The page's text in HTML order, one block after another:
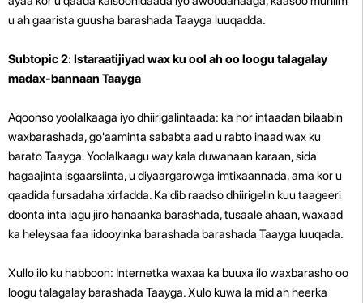
u ah gaarista guusha barashada Taayga luuqadda.
Subtopic 2: Istaraatijiyad wax ku ool ah oo loogu talagalay
madax-bannaan Taayga
Aqoonso yoolalkaaga iyo dhiirigalintaada: ka hor intaadan bilaabin
waxbarashada, go'aaminta sababta aad u rabto inaad wax ku
barato Taayga. Yoolalkaagu way kala duwanaan karaan, sida
hagaajinta isgaarsiinta, u diyaargarowga imtixaannada, ama kor u
qaadida fursadaha xirfadda. Ka dib raadso dhiirigelin kuu taageeri
doonta inta lagu jiro hanaanka barashada, tusaale ahaan, waxaad
ka heleysaa faa iidooyinka barashada barashada Taayga luuqada.
Xullo ilo ku habboon: Internetka waxaa ka buuxa ilo waxbarasho oo
loogu talagalay barashada Taayga. Xulo kuwa la mid ah heerka